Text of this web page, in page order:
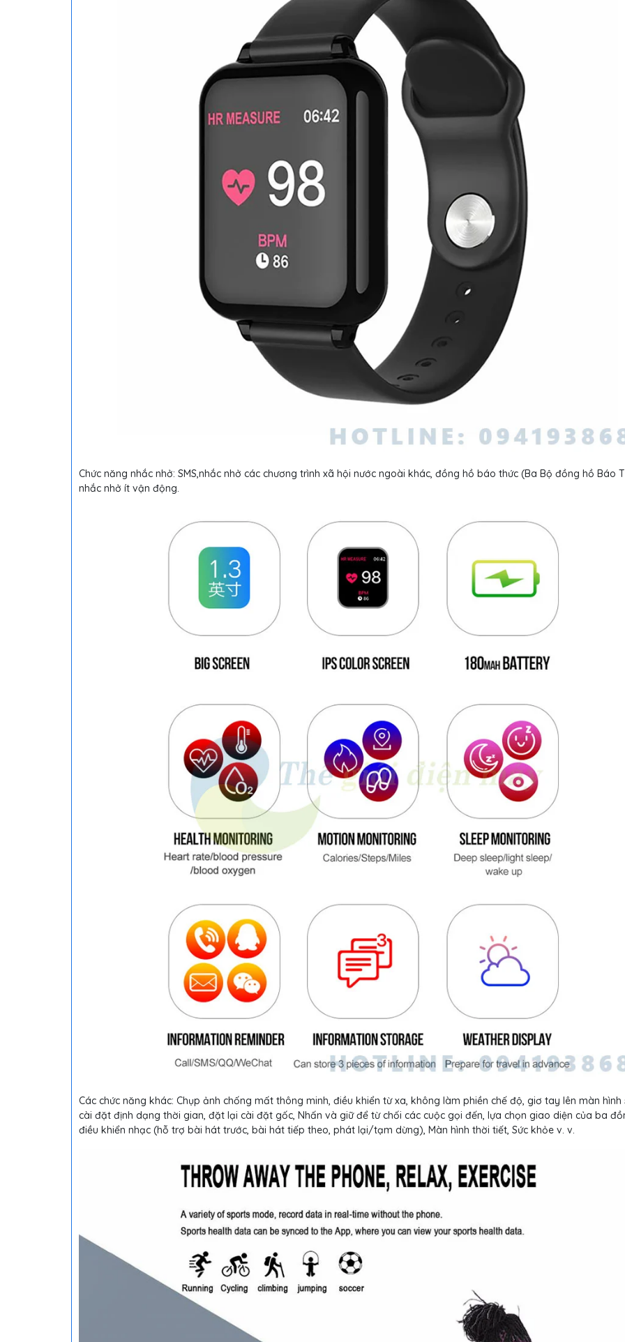
Chức năng nhắc nhở: SMS,nhắc nhở các chương trình xã hội nước ngoài khác, đồng hồ báo thức (Ba Bộ đồng hồ Báo
nhắc nhở ít vận động.
Các chức năng khác: Chụp ảnh chống mất thông minh, điều khiển từ xa, không làm phiền chế độ, giơ tay lên màn hình
cài đặt định dạng thời gian, đặt lại cài đặt gốc, Nhấn và giữ để từ chối các cuộc gọi đến, lựa chọn giao diện của ba
điều khiển nhạc (hỗ trợ bài hát trước, bài hát tiếp theo, phát lại/tạm dừng), Màn hình thời tiết, Sức khỏe v. v.